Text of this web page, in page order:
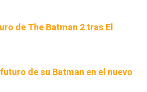
de The Batman 2 tras El
de su Batman en el nuevo